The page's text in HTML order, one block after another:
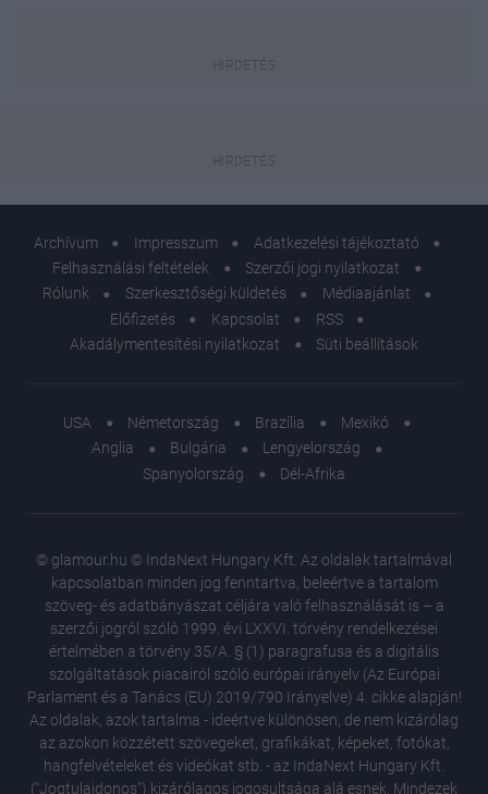
Archívum Impresszum
Adatkezelési tájékoztató
Felhasználási feltételek
Szerzői jogi nyilatkozat
Rólunk
Szerkesztőségi küldetés
Médiaajánlat
Előfizetés
Kapcsolat
RSS
Akadálymentesítési nyilatkozat
Süti beállítások
USA Németország Brazília
Mexikó
Anglia
Bulgária
Lengyelország
Spanyolország
Dél-Afrika
© glamour.hu © IndaNext Hungary Kft. Az oldalak tartalmával
kapcsolatban minden jog fenntartva, beleértve a tartalom
szöveg- és adatbányászat céljára való felhasználását is – a
szerzői jogról szóló 1999. évi LXXVI. törvény rendelkezései
értelmében a törvény 35/A. § (1) paragrafusa és a digitális
szolgáltatások piacairól szóló európai irányelv (Az Európai
Parlament és a Tanács (EU) 2019/790 Irányelve) 4. cikke alapján!
Az oldalak, azok tartalma - ideértve különösen, de nem kizárólag
az azokon közzétett szövegeket, grafikákat, képeket, fotókat,
hangfelvételeket és videókat stb. - az IndaNext Hungary Kft.
("Jogtulajdonos") kizárólagos jogosultsága alá esnek. Mindezek